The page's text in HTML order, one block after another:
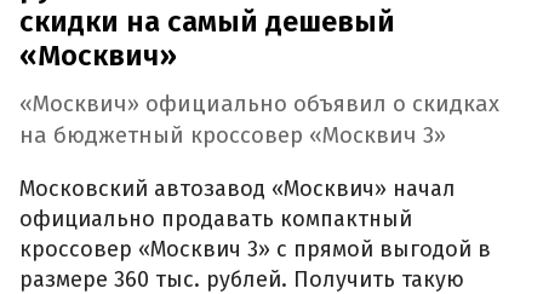
скидки на самый дешевый
«Москвич»
«Москвич» официально объявил о скидках
на бюджетный кроссовер «Москвич 3»
Московский автозавод «Москвич» начал
официально продавать компактный
кроссовер «Москвич 3» с прямой выгодой в
размере 360 тыс. рублей. Получить такую